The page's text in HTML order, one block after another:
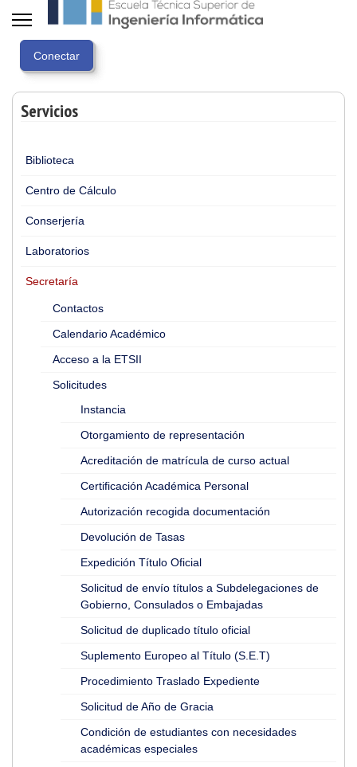
Servicios
Biblioteca
Centro de Cálculo
Conserjería
Laboratorios
Secretaría
Contactos
Calendario Académico
Acceso a la ETSII
Solicitudes
Instancia
Otorgamiento de representación
Acreditación de matrícula de curso actual
Certificación Académica Personal
Autorización recogida documentación
Devolución de Tasas
Expedición Título Oficial
Solicitud de envío títulos a Subdelegaciones de
Gobierno, Consulados o Embajadas
Solicitud de duplicado título oficial
Suplemento Europeo al Título (S.E.T)
Procedimiento Traslado Expediente
Solicitud de Año de Gracia
Condición de estudiantes con necesidades
académicas especiales